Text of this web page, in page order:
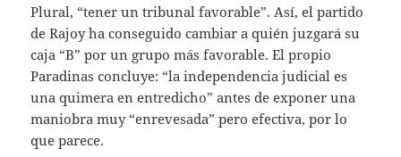
Plural, “tener un tribunal favorable”. Así, el partido
de Rajoy ha conseguido cambiar a quién juzgará su
caja “B” por un grupo más favorable. El propio
Paradinas concluye: “la independencia judicial es
una quimera en entredicho” antes de exponer una
maniobra muy “enrevesada” pero efectiva, por lo
que parece.